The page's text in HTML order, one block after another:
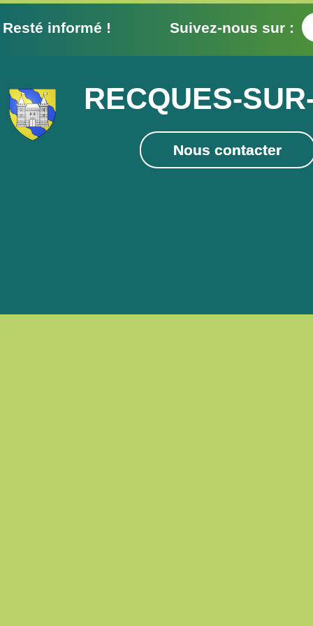
Resté informé ! Suivez-nous sur :
RECQUES-
Nous contacter